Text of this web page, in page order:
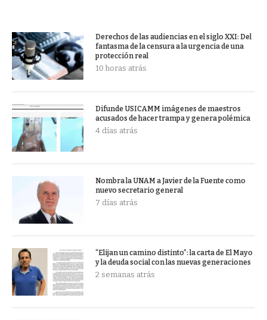
Derechos de las audiencias en el siglo XXI: Del
fantasma de la censura a la urgencia de una
protección real
10 horas atrás
Difunde USICAMM imágenes de maestros
acusados de hacer trampa y genera polémica
4 días atrás
Nombra la UNAM a Javier de la Fuente como
nuevo secretario general
7 días atrás
“Elijan un camino distinto”: la carta de El Mayo
y la deuda social con las nuevas generaciones
2 semanas atrás